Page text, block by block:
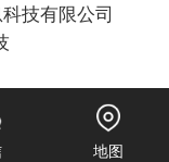
技有限公司
地图